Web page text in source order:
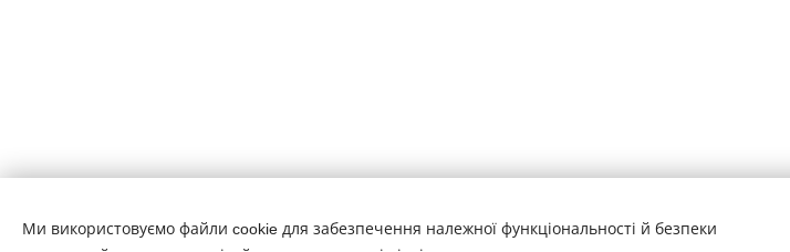
A képeket biztosította:Pexels
Ми використовуємо файли cookie для забезпечення належної функціональності й безпеки